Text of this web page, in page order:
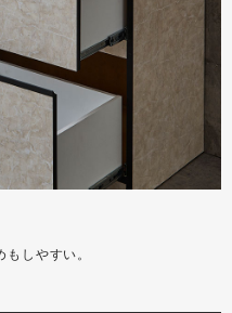
しやすい。